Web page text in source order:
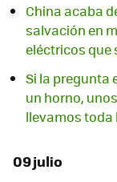
China acaba
salvación en
eléctricos que
Si la pregunta
un horno,
llevamos
09 julio